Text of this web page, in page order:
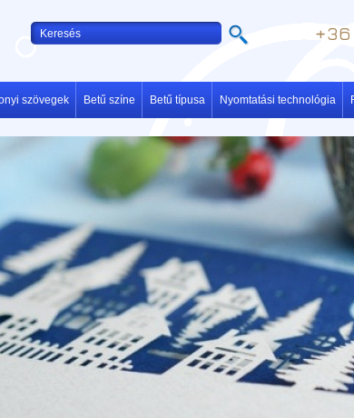
+36
szövegek Betű színe Betű típusa Nyomtatási technológia